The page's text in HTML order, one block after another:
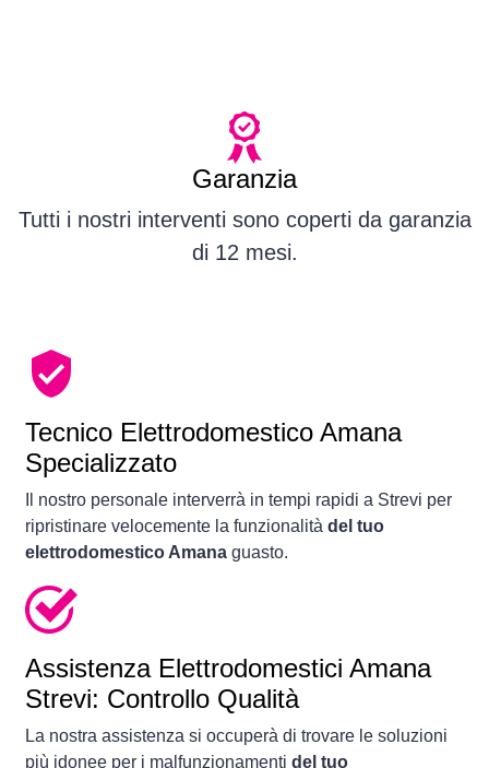
Garanzia
Tutti i nostri interventi sono coperti da garanzia
di 12 mesi.
Tecnico Elettrodomestico Amana
Specializzato
Il nostro personale interverrà in tempi rapidi a Strevi per
ripristinare velocemente la funzionalità del tuo
elettrodomestico Amana guasto.
Assistenza Elettrodomestici Amana
Strevi: Controllo Qualità
La nostra assistenza si occuperà di trovare le soluzioni
più idonee per i malfunzionamenti del tuo